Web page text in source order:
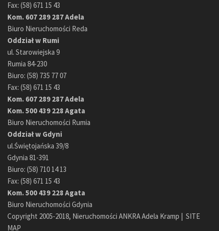
Fax: (58) 671 15 43
Kom. 607 289 287 Adela
Biuro Nieruchomości Reda
Oddział w Rumi
ul. Starowiejska 9
Rumia 84-230
Biuro: (58) 735 77 07
Fax: (58) 671 15 43
Kom. 607 289 287 Adela
Kom. 500 439 228 Agata
Biuro Nieruchomości Rumia
Oddział w Gdyni
ul.Świętojańska 39/8
Gdynia 81-391
Biuro: (58) 710 14 13
Fax: (58) 671 15 43
Kom. 500 439 228 Agata
Biuro Nieruchomości Gdynia
Copyright 2005-2018, Nieruchomości ANKRA Adela Kramp | SITE
MAP